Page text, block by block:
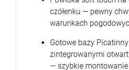
czółenku — pewny
warunkach
Gotowe bazy
zintegrowanymi
— szybkie